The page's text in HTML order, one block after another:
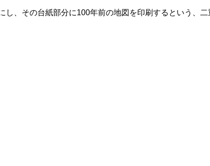
、その台紙部分に100年前の地図を印刷するという、